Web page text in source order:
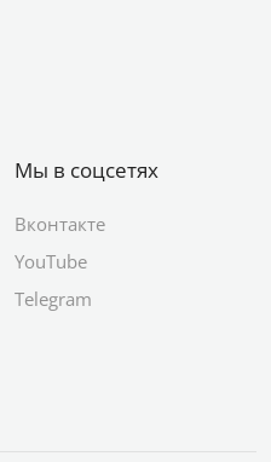
Мы в соцсетях
Вконтакте
YouTube
Telegram